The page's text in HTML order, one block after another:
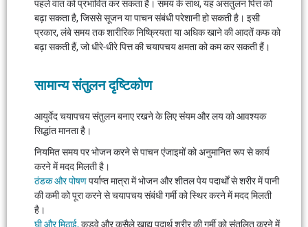
पहले वात को प्रभावित कर सकता है। समय के साथ, यह असंतुलन पित्त को
बढ़ा सकता है, जिससे सूजन या पाचन संबंधी परेशानी हो सकती है। इसी
प्रकार, लंबे समय तक शारीरिक निष्क्रियता या अधिक खाने की आदतें कफ को
बढ़ा सकती हैं, जो धीरे-धीरे पित्त की चयापचय क्षमता को कम कर सकती हैं।
सामान्य संतुलन दृष्टिकोण
आयुर्वेद चयापचय संतुलन बनाए रखने के लिए संयम और लय को आवश्यक
सिद्धांत मानता है।
नियमित समय पर भोजन करने से पाचन एंजाइमों को अनुमानित रूप से कार्य
करने में मदद मिलती है।
ठंडक और पोषणपर्याप्त मात्रा में भोजन और शीतल पेय पदार्थों से शरीर में पानी
की कमी को पूरा करने से चयापचय संबंधी गर्मी को स्थिर करने में मदद मिलती
है।
घी और मिठाई,कड़वे और कसैले खाद्य पदार्थ शरीर की गर्मी को संतुलित करने में